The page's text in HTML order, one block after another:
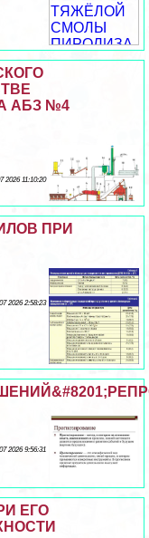
АБЗ №4
2026 11:10:20
ПРИ
2026 2:58:23
2026 9:56:31
ЕГО